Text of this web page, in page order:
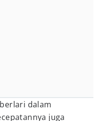
dalam
juga